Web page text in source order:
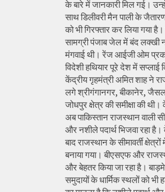
के बारे में जानकारी मिल गई।
साथ डिलीवरी मैन पाली के
को भी गिरफ्तार कर लिया गया
सामग्री पंजाब जेल में बंद लक्खी
मंगवाई थी। रेंज आईजी ओम
विदेशी हथियार पूरे देश में
केंद्रीय गृहमंत्री अमित शाह ने
लगे श्रीगंगानगर, बीकानेर,
जोधपुर क्षेत्र की समीक्षा की
अब पाकिस्तान राजस्थान वाली
और नशीले पदार्थ भिजवा रहा
बाद राजस्थान के सीमावर्ती
बनाया गया। बीएसएफ और
और बेहतर किया जा रहा है।
समुदायों के धार्मिक स्थलों को भी